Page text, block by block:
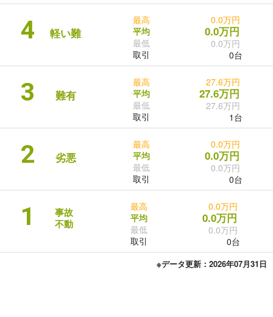
4 軽い難
最高
平均
最低
取引
0.0万円
0.0万円
0.0万円
0台
3 難有
最高
平均
最低
取引
27.6万円
27.6万円
27.6万円
1台
2 劣悪
最高
平均
最低
取引
0.0万円
0.0万円
0.0万円
0台
1
事故
不動
最高
平均
最低
取引
0.0万円
0.0万円
0.0万円
0台
※データ更新：2026年07月31日